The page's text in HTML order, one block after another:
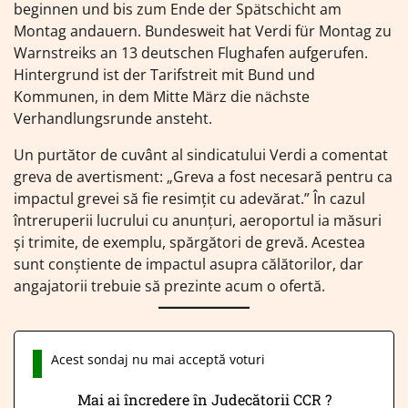
beginnen und bis zum Ende der Spätschicht am
Montag andauern. Bundesweit hat Verdi für Montag zu
Warnstreiks an 13 deutschen Flughafen aufgerufen.
Hintergrund ist der Tarifstreit mit Bund und
Kommunen, in dem Mitte März die nächste
Verhandlungsrunde ansteht.
Un purtător de cuvânt al sindicatului Verdi a comentat
greva de avertisment: „Greva a fost necesară pentru ca
impactul grevei să fie resimțit cu adevărat.” În cazul
întreruperii lucrului cu anunțuri, aeroportul ia măsuri
și trimite, de exemplu, spărgători de grevă. Acestea
sunt conștiente de impactul asupra călătorilor, dar
angajatorii trebuie să prezinte acum o ofertă.
Acest sondaj nu mai acceptă voturi
Mai ai încredere în Judecătorii CCR ?